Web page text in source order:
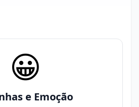
😀
e Emoção